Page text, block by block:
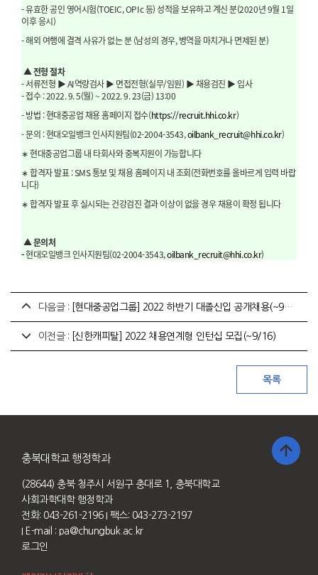
-유효한 공인 영어시험(TOEIC,OPIc등)성적을 보유하고 계신 분(2020년9월 1일
이후 응시)
-해외 여행에 결격 사유가 없는 분(남성의 경우,병역을 마치거나 면제된 분)
▲ 전형 절차
- 서류전형 ▶ AI역량검사▶ 면접전형(실무/임원) ▶ 채용검진 ▶ 입사
-접수: 2022. 9. 5(월) ~ 2022. 9. 23(금) 13:00
-방법 :현대중공업 채용 홈페이지 접수(https://recruit.hhi.co.kr)
- 문의 : 현대오일뱅크 인사지원팀(02-2004-3543,oilbank_recruit@hhi.co.kr)
∗현대중공업그룹 내 타회사와 중복지원이 가능합니다
∗합격자 발표 : SMS통보 및 채용 홈페이지 내 조회(전화번호를 올바르게 입력 바랍
니다)
∗합격자 발표 후 실시되는 건강검진 결과 이상이 없을 경우 채용이 확정 됩니다
▲문의처
-현대오일뱅크 인사지원팀(02-2004-3543,oilbank_recruit@hhi.co.kr)
다음글 : [현대중공업그룹] 2022 하반기 대졸신입 공개채용(~9/23)
이전글 : [신한캐피탈] 2022 채용연계형 인턴십 모집(~9/16)
충북대학교 행정학과
(28644) 충북 청주시 서원구 충대로 1, 충북대학교
사회과학대학 행정학과
전화: 043-261-2196 I 팩스: 043-273-2197
I E-mail : pa@chungbuk.ac.kr
로그인